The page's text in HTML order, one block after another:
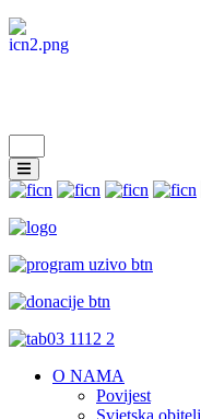
O NAMA
Povijest
Svjetska obitelj